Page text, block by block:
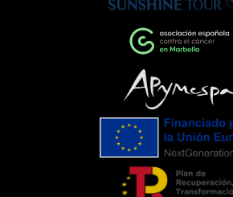
cambioEventos como la Gala de
ponen de manifiesto el
papel que pueden
empresas cuando unen
torno a una causa común.
colaboración entre
organizaciones y ciudadanía
que, trabajando juntos, es